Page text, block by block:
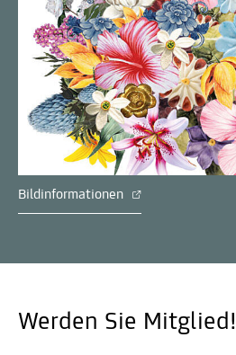
Bildinformationen
Werden Sie Mitglied!